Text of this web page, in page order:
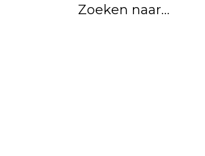
Zoeken naar…